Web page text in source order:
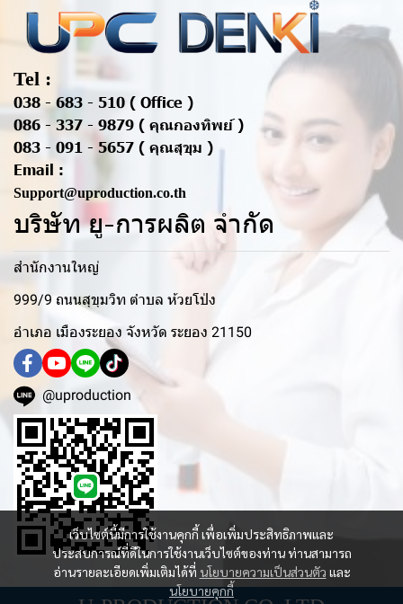
เว็บไซต์นี้มีการใช้งานคุกกี้ เพื่อเพิ่มประสิทธิภาพและ
ประสบการณ์ที่ดีในการใช้งานเว็บไซต์ของท่าน ท่านสามารถ
อ่านรายละเอียดเพิ่มเติมได้ที่ นโยบายความเป็นส่วนตัว และ
นโยบายคุกกี้
Tel :
038 - 683 - 510 ( Office )
086 - 337 - 9879 ( คุณกองทิพย์ )
083 - 091 - 5657 ( คุณสุขุม )
Email :
Support@uproduction.co.th
บริษัท ยู-การผลิต จำกัด
สำนักงานใหญ่
999/9 ถนนสุขุมวิท ตำบล ห้วยโป่ง
อำเภอ เมืองระยอง จังหวัด ระยอง 21150
@uproduction